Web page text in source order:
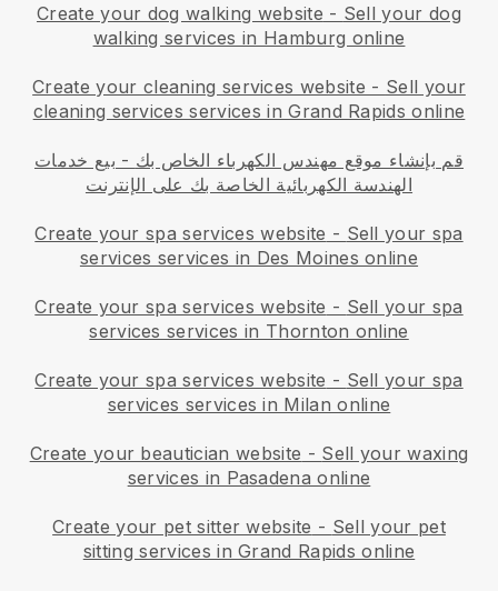
Create your dog walking website - Sell your dog
walking services in Hamburg online
Create your cleaning services website - Sell your
cleaning services services in Grand Rapids online
قم بإنشاء موقع مهندس الكهرباء الخاص بك - بيع خدمات
الهندسة الكهربائية الخاصة بك على الإنترنت
Create your spa services website - Sell your spa
services services in Des Moines online
Create your spa services website - Sell your spa
services services in Thornton online
Create your spa services website - Sell your spa
services services in Milan online
Create your beautician website - Sell your waxing
services in Pasadena online
Create your pet sitter website - Sell your pet
sitting services in Grand Rapids online